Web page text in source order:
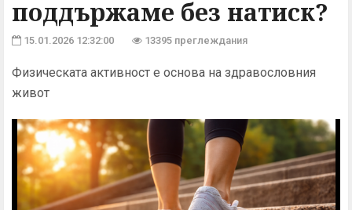
поддържаме без натиск?
15.01.2026 12:32:00 13395 преглеждания
Физическата активност е основа на здравословния
живот